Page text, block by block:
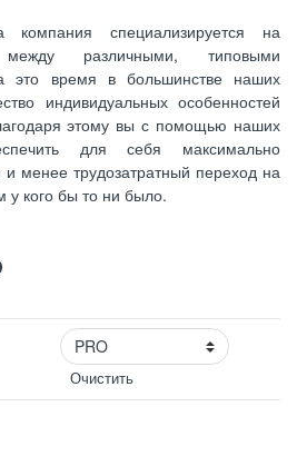
специализируется на
различными, типовыми
это время в большинстве наших
индивидуальных особенностей
этому вы с помощью наших
для себя максимально
менее трудозатратный переход на
у кого бы то ни было.
Очистить